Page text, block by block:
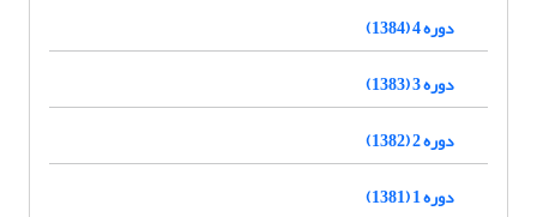
دوره 4 (1384)
دوره 3 (1383)
دوره 2 (1382)
دوره 1 (1381)